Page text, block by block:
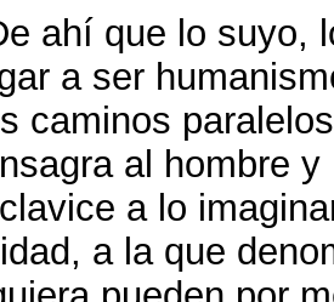
ahí que lo suyo,
a ser
caminos
al hombre
a lo
a la que